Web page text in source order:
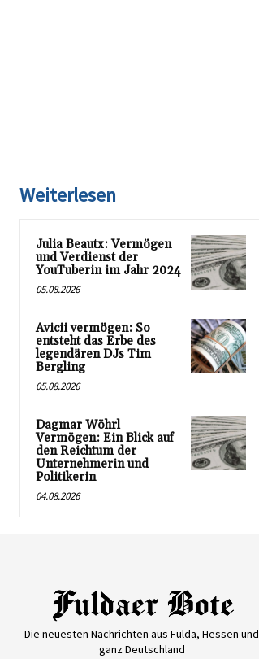
Weiterlesen
Julia Beautx: Vermögen
und Verdienst der
YouTuberin im Jahr 2024
05.08.2026
Avicii vermögen: So
entsteht das Erbe des
legendären DJs Tim
Bergling
05.08.2026
Dagmar Wöhrl
Vermögen: Ein Blick auf
den Reichtum der
Unternehmerin und
Politikerin
04.08.2026
Die neuesten Nachrichten aus Fulda, Hessen und
ganz Deutschland